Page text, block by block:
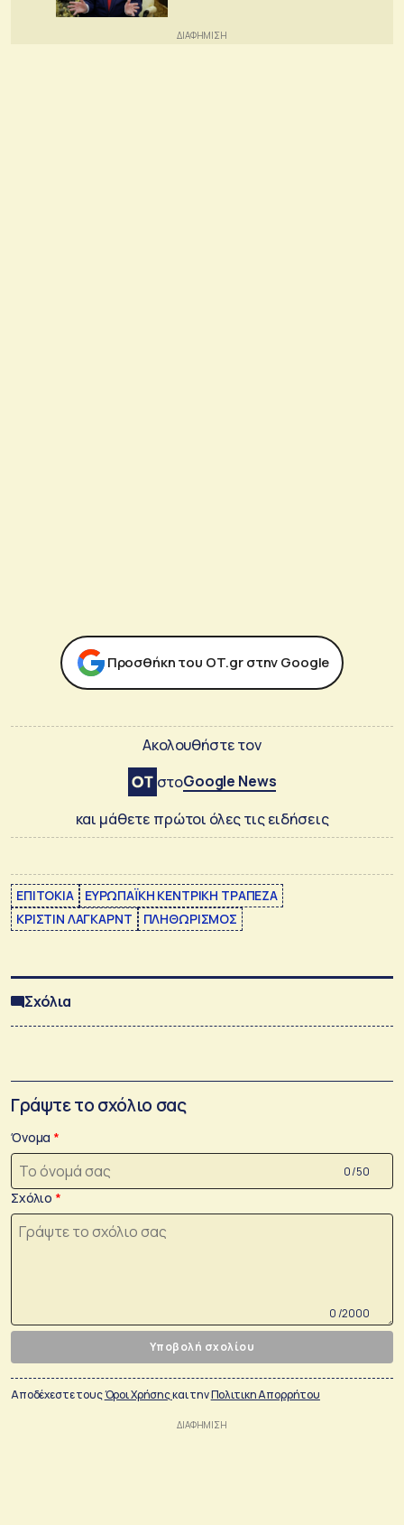
Προσθήκη του ΟΤ.gr στην Google
Ακολουθήστε τον
στοGoogle News
και μάθετε πρώτοι όλες τις ειδήσεις
ΕΠΙΤΟΚΙΑ
ΕΥΡΩΠΑΪΚΗ ΚΕΝΤΡΙΚΗ ΤΡΑΠΕΖΑ
ΚΡΙΣΤΙΝ ΛΑΓΚΑΡΝΤ
ΠΛΗΘΩΡΙΣΜΟΣ
Σχόλια
Γράψτε το σχόλιο σας
Όνομα
0 /50
Σχόλιο
0 /2000
Υποβολή σχολίου
Αποδέχεστε τουςΌροι Χρήσηςκαι τηνΠολιτικη Απορρήτου